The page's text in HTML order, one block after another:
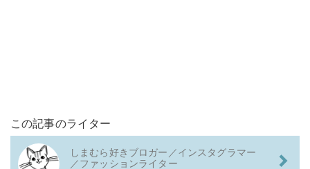
この記事のライター
しまむら好きブロガー／インスタグラマー
／ファッションライター